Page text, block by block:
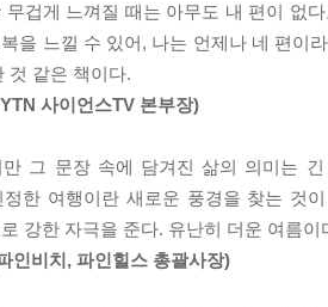
무너뜨리는 현실에 좌절하지 말고, 나를
으면 하는 바람이다.
나 네 편’카튜니스트가 전하는 희망의 메
머릿속이 온통 그림그리기는 것으로
꿈을 꾸며 살았다. 그의 어린 시절도
세우고, 재능을 갈고 닦았다. 지
무겁게 느껴질 때는 아무도 내 편이 없
을 느낄 수 있어, 나는 언제나 네 편이
것 같은 책이다.
사이언스TV 본부장)
만 그 문장 속에 담겨진 삶의 의미는
정한 여행이란 새로운 풍경을 찾는 것
강한 자극을 준다. 유난히 더운 여름
인비치, 파인힐스 총괄사장)